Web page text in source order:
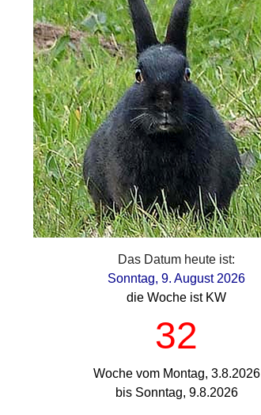
Das Datum heute ist:
Sonntag, 9. August 2026
die Woche ist KW
32
Woche vom Montag, 3.8.2026
bis Sonntag, 9.8.2026